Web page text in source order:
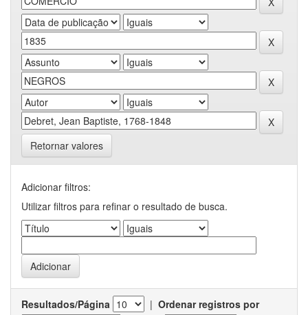
Retornar valores
Adicionar filtros:
Utilizar filtros para refinar o resultado de busca.
Resultados/Página | Ordenar registros por